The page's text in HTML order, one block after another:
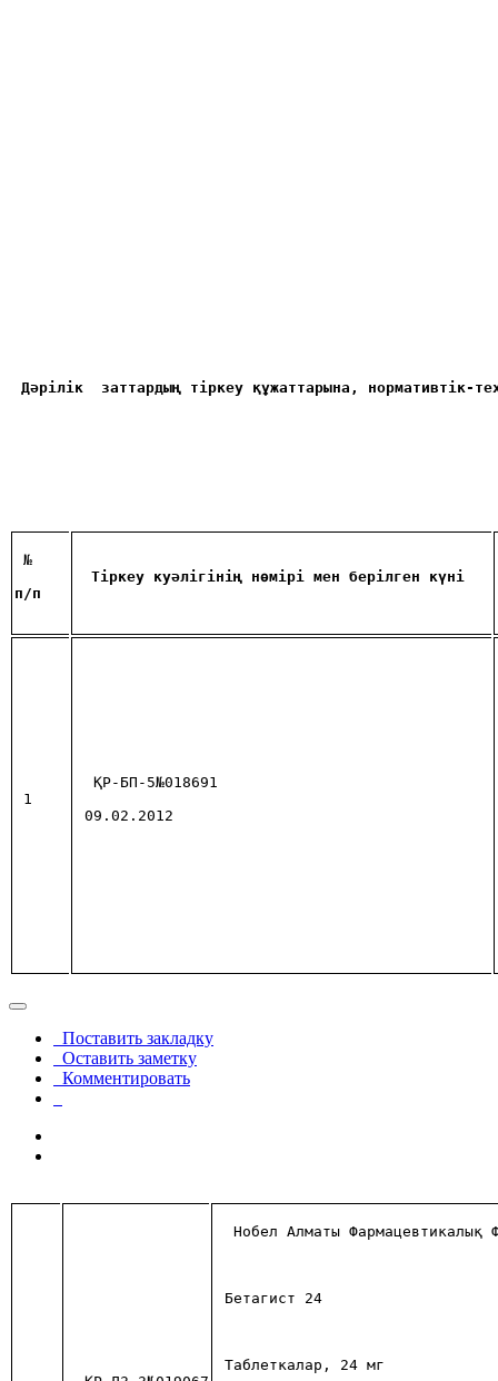
Дәрілік  заттардың тіркеу құжаттарына, нормативтік-
№
п/п
Тіркеу куәлігінің нөмірі мен берілген күні
1
ҚР-БП-5№018691
09.02.2012
Поставить закладку
Оставить заметку
Комментировать
Нобел Алматы Фармацевтикалық
Бетагист 24
Таблеткалар, 24 мг